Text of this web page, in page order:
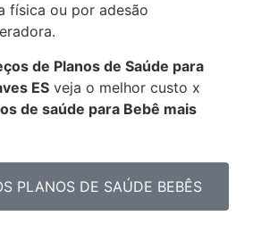
física ou por adesão
de Planos de Saúde para
ES veja o melhor custo x
de saúde para Bebê mais
PLANOS DE SAÚDE BEBÊS